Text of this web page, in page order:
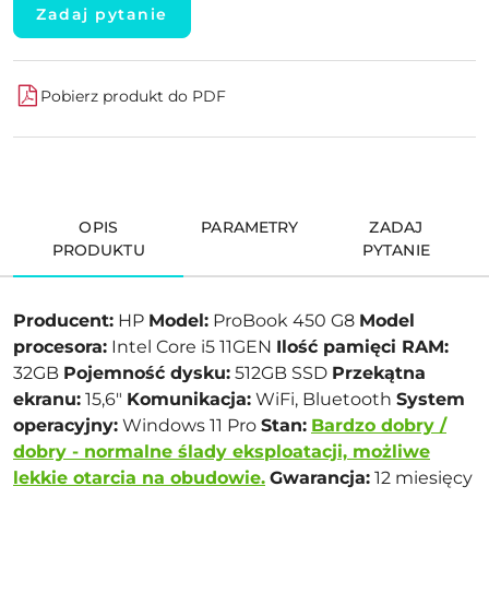
Zadaj pytanie
Pobierz produkt do PDF
OPIS
PRODUKTU
PARAMETRY
ZADAJ
PYTANIE
Producent: HP Model: ProBook 450 G8 Model
procesora: Intel Core i5 11GEN Ilość pamięci RAM:
32GB Pojemność dysku: 512GB SSD Przekątna
ekranu: 15,6" Komunikacja: WiFi, Bluetooth System
operacyjny: Windows 11 Pro Stan: Bardzo dobry /
dobry - normalne ślady eksploatacji, możliwe
lekkie otarcia na obudowie. Gwarancja: 12 miesięcy